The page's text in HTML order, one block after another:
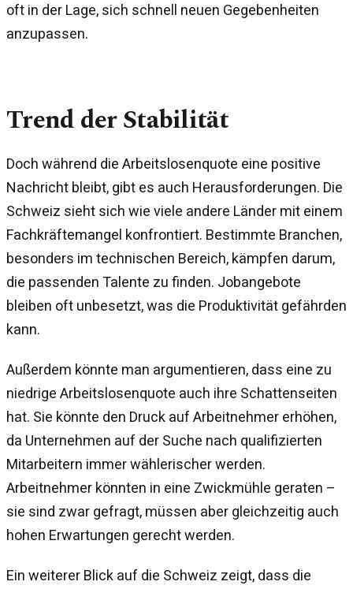
oft in der Lage, sich schnell neuen Gegebenheiten
anzupassen.
Trend der Stabilität
Doch während die Arbeitslosenquote eine positive
Nachricht bleibt, gibt es auch Herausforderungen. Die
Schweiz sieht sich wie viele andere Länder mit einem
Fachkräftemangel konfrontiert. Bestimmte Branchen,
besonders im technischen Bereich, kämpfen darum,
die passenden Talente zu finden. Jobangebote
bleiben oft unbesetzt, was die Produktivität gefährden
kann.
Außerdem könnte man argumentieren, dass eine zu
niedrige Arbeitslosenquote auch ihre Schattenseiten
hat. Sie könnte den Druck auf Arbeitnehmer erhöhen,
da Unternehmen auf der Suche nach qualifizierten
Mitarbeitern immer wählerischer werden.
Arbeitnehmer könnten in eine Zwickmühle geraten –
sie sind zwar gefragt, müssen aber gleichzeitig auch
hohen Erwartungen gerecht werden.
Ein weiterer Blick auf die Schweiz zeigt, dass die